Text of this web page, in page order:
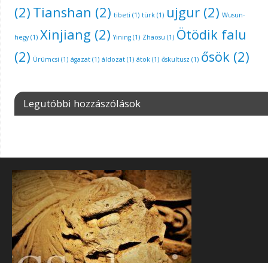
(2) Tianshan (2) tibeti (1) türk(1) ujgur(2) Wusun-
hegy(1) Xinjiang (2) Yining(1) Zhaosu (1) Ötödik falu
(2) Ürümcsi (1) ágazat(1) áldozat(1) átok(1) őskultusz (1) ősök(2)
Legutóbbi hozzászólások